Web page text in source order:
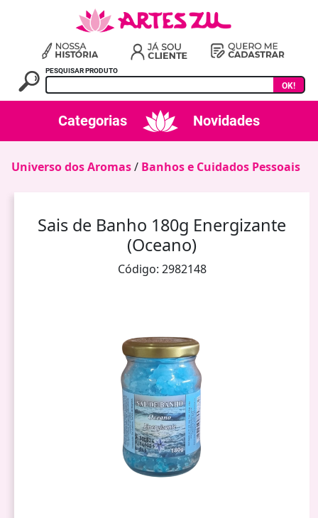
PESQUISAR PRODUTO
OK!
Categorias Novidades
Universo dos Aromas/ Banhos e Cuidados Pessoais
Sais de Banho 180g Energizante
(Oceano)
Código: 2982148